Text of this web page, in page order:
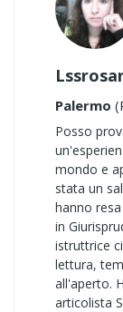
Palermo
Posso
mondo e
stata un
hanno
in
istruttrice
lettura,
all'aperto.
articolista